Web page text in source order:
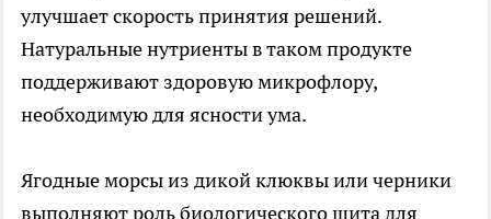
улучшает скорость принятия решений.
Натуральные нутриенты в таком продукте
поддерживают здоровую микрофлору,
необходимую для ясности ума.
Ягодные морсы из дикой клюквы или черники
выполняют роль биологического щита для